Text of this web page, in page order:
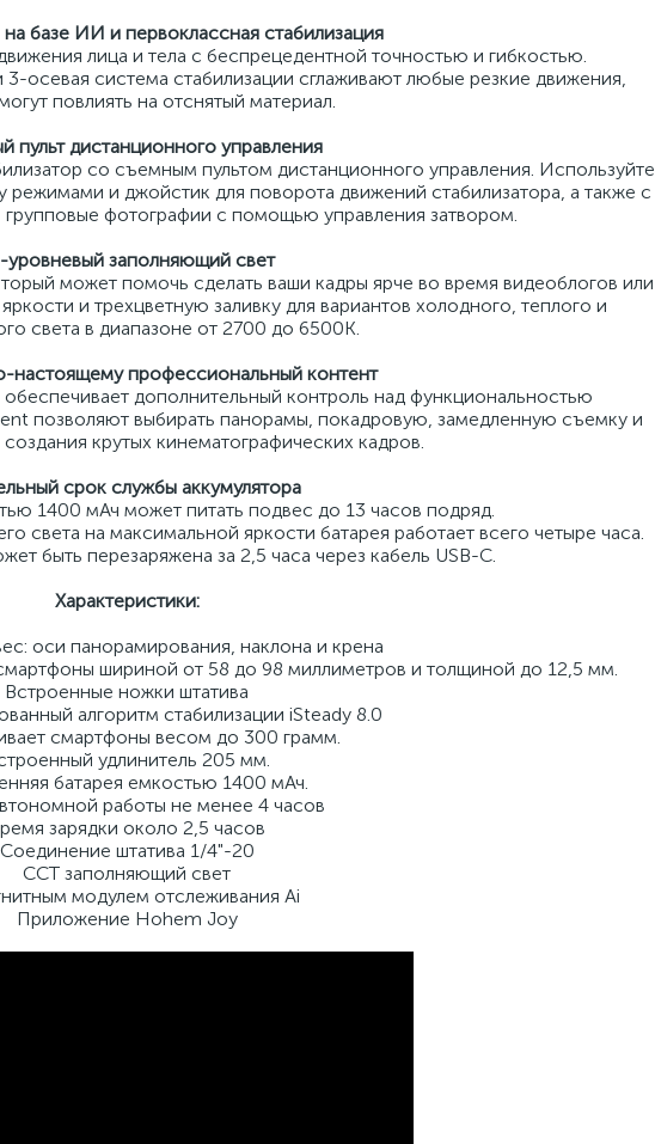
базе ИИ и первоклассная стабилизация
лица и тела с беспрецедентной точностью и гибкостью.
осевая система стабилизации сглаживают любые резкие движения,
повлиять на отснятый материал.
пульт дистанционного управления
со съемным пультом дистанционного управления. Используйте
и джойстик для поворота движений стабилизатора, а также с
групповые фотографии с помощью управления затвором.
уровневый заполняющий свет
может помочь сделать ваши кадры ярче во время видеоблогов или
и трехцветную заливку для вариантов холодного, теплого и
света в диапазоне от 2700 до 6500K.
настоящему профессиональный контент
дополнительный контроль над функциональностью
позволяют выбирать панорамы, покадровую, замедленную съемку и
крутых кинематографических кадров.
срок службы аккумулятора
1400 мАч может питать подвес до 13 часов подряд.
света на максимальной яркости батарея работает всего четыре часа.
быть перезаряжена за 2,5 часа через кабель USB-C.
Характеристики:
оси панорамирования, наклона и крена
шириной от 58 до 98 миллиметров и толщиной до 12,5 мм.
Встроенные ножки штатива
алгоритм стабилизации iSteady 8.0
смартфоны весом до 300 грамм.
удлинитель 205 мм.
батарея емкостью 1400 мАч.
работы не менее 4 часов
зарядки около 2,5 часов
Соединение штатива 1/4"-20
CCT заполняющий свет
модулем отслеживания Ai
Приложение Hohem Joy